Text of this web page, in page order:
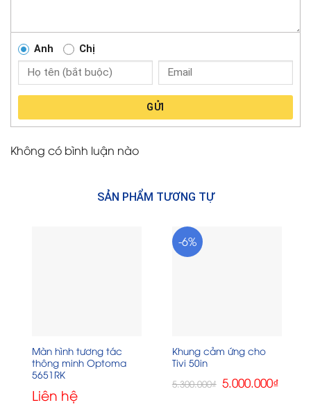
Anh Chị
GỬI
Không có bình luận nào
SẢN PHẨM TƯƠNG TỰ
Màn hình tương tác
thông minh Optoma
5651RK
Liên hệ
-6%
Khung cảm ứng cho
Tivi 50in
5.300.000₫ Giá
gốc
5.000.000₫Giá
hiện